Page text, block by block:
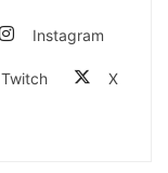
Instagram
Twitch X